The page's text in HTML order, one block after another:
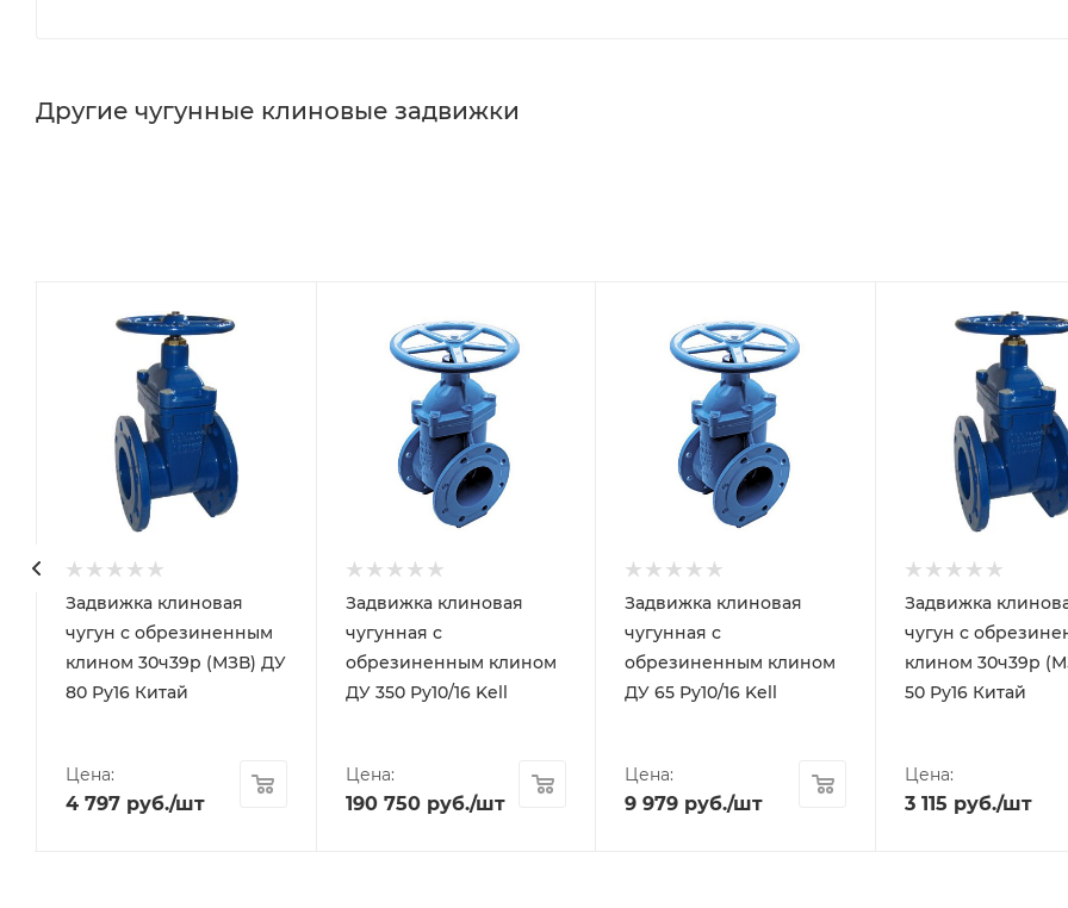
Другие чугунные клиновые задвижки
Задвижка клиновая
чугун с обрезиненным
клином 30ч39р (МЗВ) ДУ
80 Ру16 Китай
Цена:
4 797руб./шт
Задвижка клиновая
чугунная с
обрезиненным клином
ДУ 350 Ру10/16 Kell
Цена:
190 750руб./шт
Задвижка клиновая
чугунная с
обрезиненным клином
ДУ 65 Ру10/16 Kell
Цена:
9 979 руб./шт
Задвижка
чугун с
клином 30ч39р
50 Ру16 Китай
Цена:
3 115 руб./шт